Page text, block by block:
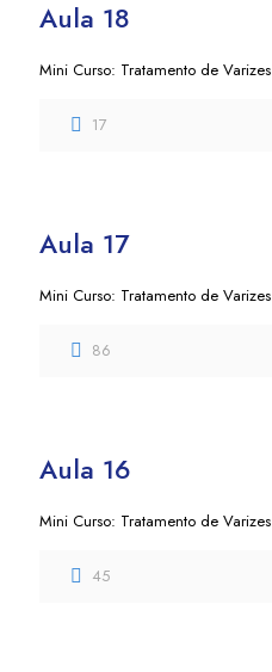
Aula 18
Mini Curso: Tratamento de Varizes
17
Aula 17
Mini Curso: Tratamento de Varizes
86
Aula 16
Mini Curso: Tratamento de Varizes
45